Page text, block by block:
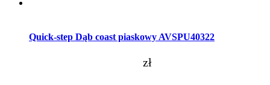
Quick-step Dąb coast piaskowy AVSPU40322
zł